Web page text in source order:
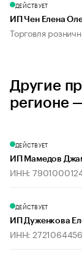
ДЕЙСТВУЕТ
ИП Чен Елена
Торговля
Другие
регионе
ДЕЙСТВУЕТ
ИП Мамедов
ИНН:
ДЕЙСТВУЕТ
ИП Дуженкова
ИНН: